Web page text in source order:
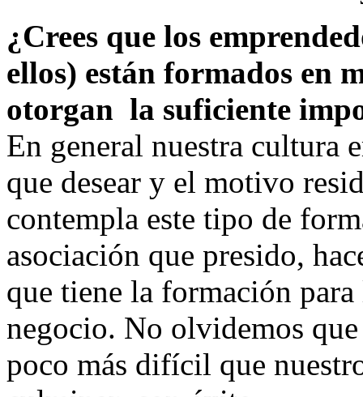
¿Crees que los
ellos) están formados en
otorgan la suficiente
En general nuestra cultura
que desear y el motivo
contempla este tipo de
asociación que presido,
que tiene la formación
negocio. No olvidemos
poco más difícil que